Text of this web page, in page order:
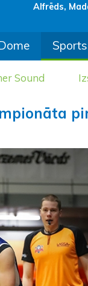
Alfrēds,
Sports
Sound